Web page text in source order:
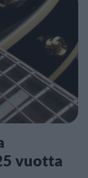
vuotta